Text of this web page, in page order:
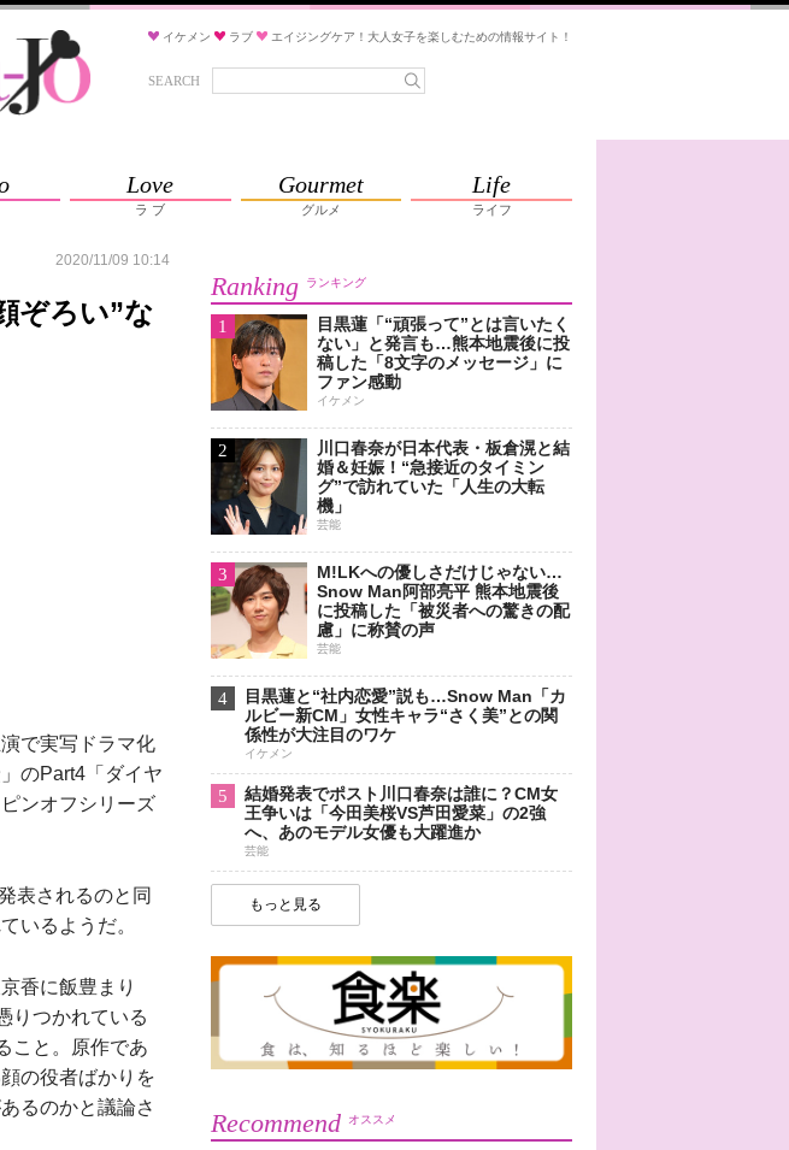
イケメン ラブ エイジングケア！大人女子を楽しむための情報サイト！
SEARCH
Love
ラ ブ
Gourmet
グルメ
Life
ライフ
2020/11/09 10:14
ぞろい”な
で実写ドラマ化
のPart4「ダイヤ
ンオフシリーズ
表されるのと同
いるようだ。
香に飯豊まり
りつかれている
こと。原作であ
の役者ばかりを
るのかと議論さ
Ranking ランキング
1
目黒蓮「“頑張って”とは言いたく
ない」と発言も…熊本地震後に投
稿した「8文字のメッセージ」に
ファン感動
イケメン
2
川口春奈が日本代表・板倉滉と結
婚＆妊娠！“急接近のタイミン
グ”で訪れていた「人生の大転
機」
芸能
3
M!LKへの優しさだけじゃない…
Snow Man阿部亮平 熊本地震後
に投稿した「被災者への驚きの配
慮」に称賛の声
芸能
4
目黒蓮と“社内恋愛”説も…Snow Man「カ
ルビー新CM」女性キャラ“さく美”との関
係性が大注目のワケ
イケメン
5
結婚発表でポスト川口春奈は誰に？CM女
王争いは「今田美桜VS芦田愛菜」の2強
へ、あのモデル女優も大躍進か
芸能
もっと見る
Recommend オススメ